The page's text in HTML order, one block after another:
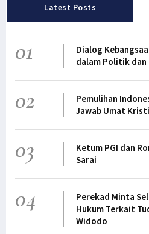
Latest Posts
01
Dialog
dalam Politik dan
02
Pemulihan
Jawab Umat
03
Ketum PGI dan
Sarai
04
Perekad Minta
Hukum Terkait
Widodo